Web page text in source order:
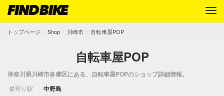
トップページ Shop 川崎市 自転車屋POP
自転車屋POP
神奈川県川崎市多摩区にある、自転車屋POPのショップ詳細情報。
最寄り駅 中野島